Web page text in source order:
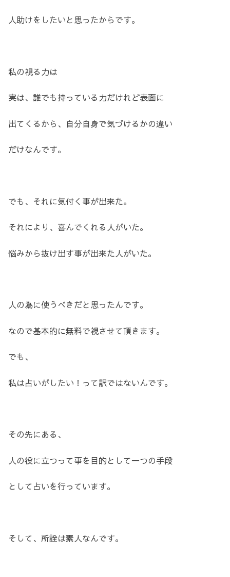
人助けをしたいと思ったからです。
私の視る力は
実は、誰でも持っている力だけれど表面に
出てくるから、自分自身で気づけるかの違い
だけなんです。
でも、それに気付く事が出来た。
それにより、喜んでくれる人がいた。
悩みから抜け出す事が出来た人がいた。
人の為に使うべきだと思ったんです。
なので基本的に無料で視させて頂きます。
でも、
私は占いがしたい！って訳ではないんです。
その先にある、
人の役に立つって事を目的として一つの手段
として占いを行っています。
そして、所詮は素人なんです。